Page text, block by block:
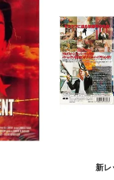
新レ